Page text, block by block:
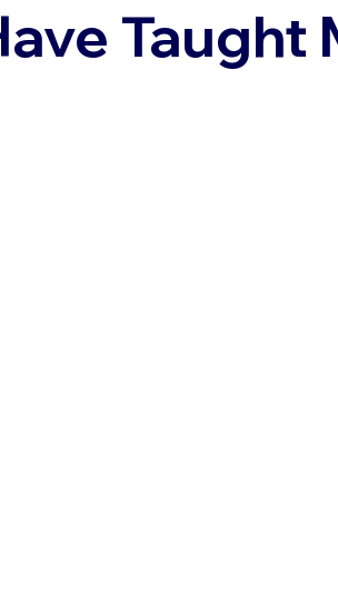
Taught